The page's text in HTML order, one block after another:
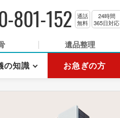
801-152
通話
無料
24時間
365日対応
遺品整理
の知識 お急ぎの方